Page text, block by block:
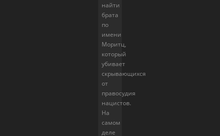
найти
брата
по
имени
Моритц,
который
убивает
скрывающихся
от
правосудия
нацистов.
На
самом
деле